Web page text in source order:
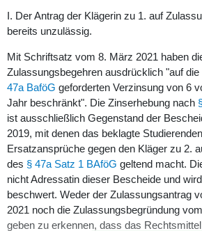
I. Der Antrag der Klägerin zu 1. auf
bereits unzulässig.
Mit Schriftsatz vom 8. März 2021 haben
Zulassungsbegehren ausdrücklich "auf die
47a BaföG geforderten Verzinsung von 6
Jahr beschränkt". Die Zinserhebung nach
ist ausschließlich Gegenstand der
2019, mit denen das beklagte
Ersatzansprüche gegen den Kläger zu 2.
des § 47a Satz 1 BAföG geltend macht.
nicht Adressatin dieser Bescheide und
beschwert. Weder der Zulassungsantrag
2021 noch die Zulassungsbegründung
geben zu erkennen, dass das